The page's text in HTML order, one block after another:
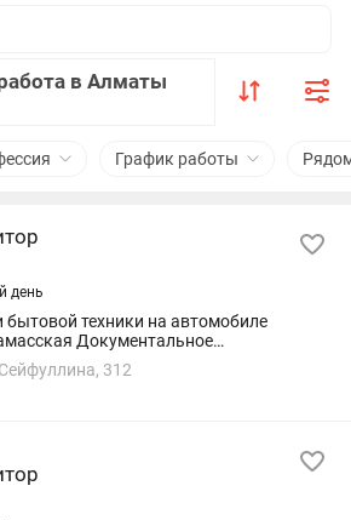
в Алматы
График работы
день
техники на автомобиле
Документальное
сохранности товара График
Оклад: 250.000 + бонусы...
312